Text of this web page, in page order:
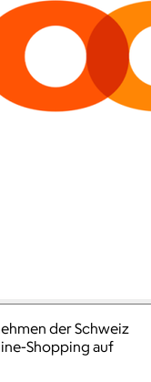
der Schweiz
Shopping auf